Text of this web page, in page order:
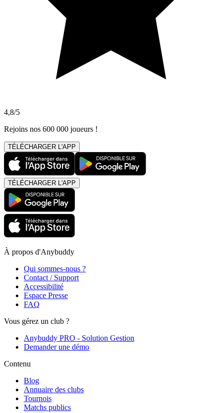
4,8/5
Rejoins nos 600 000 joueurs !
TÉLÉCHARGER L'APP
TÉLÉCHARGER L'APP
À propos d'Anybuddy
Qui sommes-nous ?
Contact / Support
Accessibilité
Espace Presse
FAQ
Vous gérez un club ?
Anybuddy PRO - Solution Gestion
Demander une démo
Contenu
Blog
Annuaire des clubs
Tournois
Matchs publics